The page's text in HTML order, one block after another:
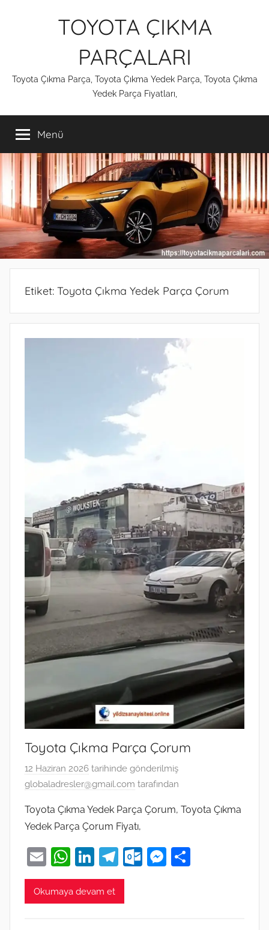
TOYOTA ÇIKMA
PARÇALARI
Toyota Çıkma Parça, Toyota Çıkma Yedek Parça, Toyota Çıkma
Yedek Parça Fiyatları,
Menü
Etiket: Toyota Çıkma Yedek Parça Çorum
Toyota Çıkma Parça Çorum
12 Haziran 2026 tarihinde gönderilmiş
globaladresler@gmail.com tarafından
Toyota Çıkma Yedek Parça Çorum, Toyota Çıkma
Yedek Parça Çorum Fiyatı,
E
m
ai
W
h
at
Li
n
k
T
el
O
M
Okumaya devam et